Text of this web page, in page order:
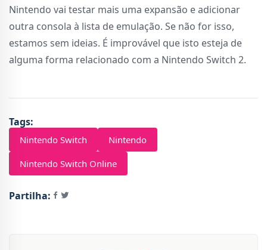
Nintendo vai testar mais uma expansão e adicionar
outra consola à lista de emulação. Se não for isso,
estamos sem ideias. É improvável que isto esteja de
alguma forma relacionado com a Nintendo Switch 2.
Tags:
Nintendo Switch
Nintendo
Nintendo Switch Online
Partilha: